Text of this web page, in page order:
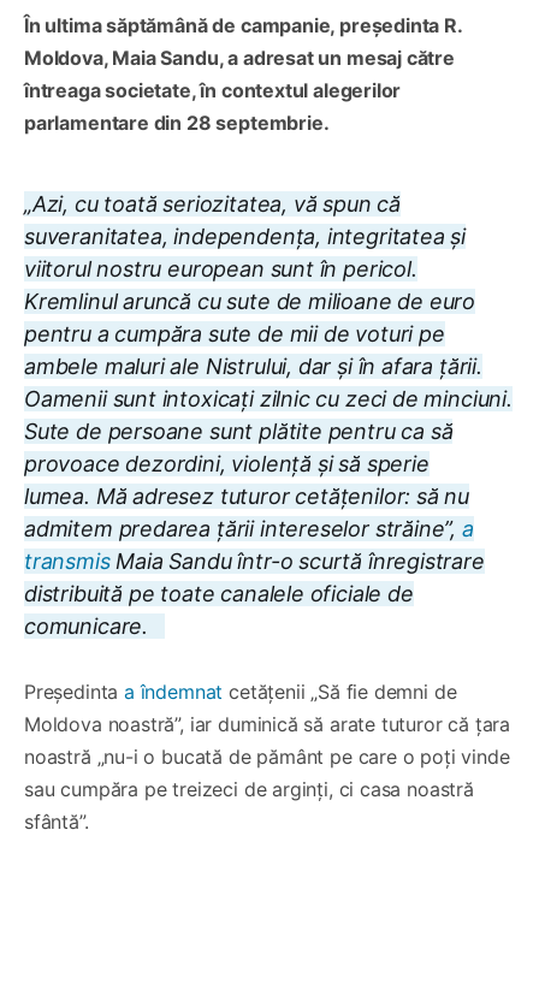
În ultima săptămână de campanie, președinta R.
Moldova, Maia Sandu, a adresat un mesaj către
întreaga societate, în contextul alegerilor
parlamentare din 28 septembrie.
„Azi, cu toată seriozitatea, vă spun că
suveranitatea, independența, integritatea și
viitorul nostru european sunt în pericol.
Kremlinul aruncă cu sute de milioane de euro
pentru a cumpăra sute de mii de voturi pe
ambele maluri ale Nistrului, dar și în afara țării.
Oamenii sunt intoxicați zilnic cu zeci de minciuni.
Sute de persoane sunt plătite pentru ca să
provoace dezordini, violență și să sperie
lumea. Mă adresez tuturor cetățenilor: să nu
admitem predarea țării intereselor străine”, a
transmisMaia Sandu într-o scurtă înregistrare
distribuită pe toate canalele oficiale de
comunicare.
Președintaa îndemnat cetățenii „Să fie demni de
Moldova noastră”, iar duminică să arate tuturor că țara
noastră „nu-i o bucată de pământ pe care o poți vinde
sau cumpăra pe treizeci de arginți, ci casa noastră
sfântă”.